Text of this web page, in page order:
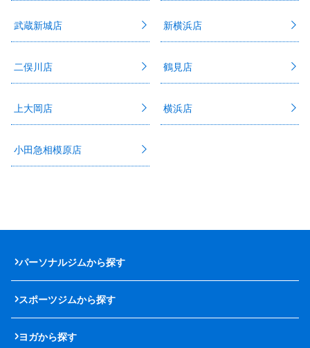
武蔵新城店 新横浜店
二俣川店 鶴見店
上大岡店 横浜店
小田急相模原店
パーソナルジムから探す
スポーツジムから探す
ヨガから探す